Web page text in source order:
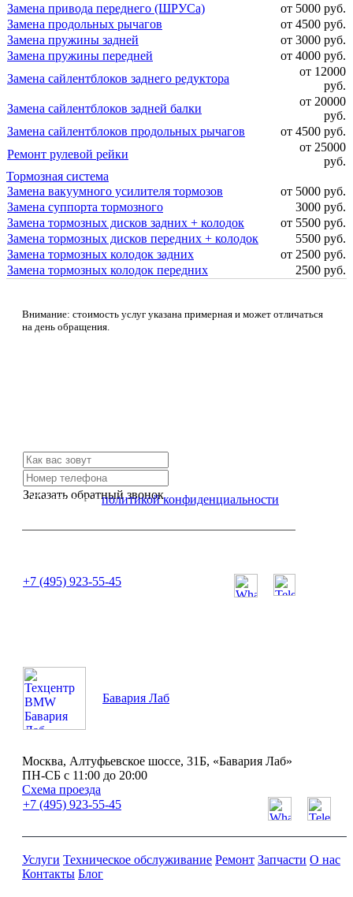
Замена привода переднего (ШРУСа)
от 5000 руб.
Замена продольных рычагов
от 4500 руб.
Замена пружины задней
от 3000 руб.
Замена пружины передней
от 4000 руб.
Замена сайлентблоков заднего редуктора
от 12000
руб.
Замена сайлентблоков задней балки
от 20000
руб.
Замена сайлентблоков продольных рычагов
от 4500 руб.
Ремонт рулевой рейки
от 25000
руб.
Тормозная система
Замена вакуумного усилителя тормозов
от 5000 руб.
Замена суппорта тормозного
3000 руб.
Замена тормозных дисков задних + колодок
от 5500 руб.
Замена тормозных дисков передних + колодок
5500 руб.
Замена тормозных колодок задних
от 2500 руб.
Замена тормозных колодок передних
2500 руб.
Внимание: стоимость услуг указана примерная и может отличаться
на день обращения.
Заказать обратный звонок
Я согласен сполитикой конфиденциальности
+7 (495) 923-55-45
Бавария Лаб
Москва, Алтуфьевское шоссе, 31Б, «Бавария Лаб»
ПН-СБ с 11:00 до 20:00
Схема проезда
+7 (495) 923-55-45
Услуги Техническое обслуживание Ремонт Запчасти О нас
Контакты Блог